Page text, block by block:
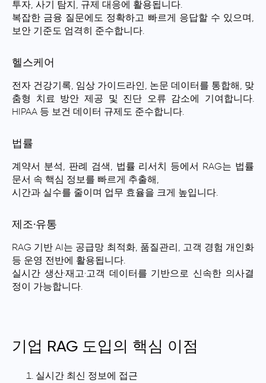
투자, 사기 탐지, 규제 대응에 활용됩니다.
복잡한 금융 질문에도 정확하고 빠르게 응답할 수 있으며,
보안 기준도 엄격히 준수합니다.
헬스케어
전자 건강기록, 임상 가이드라인, 논문 데이터를 통합해, 맞
춤형 치료 방안 제공 및 진단 오류 감소에 기여합니다.
HIPAA 등 보건 데이터 규제도 준수합니다.
법률
계약서 분석, 판례 검색, 법률 리서치 등에서 RAG는 법률
문서 속 핵심 정보를 빠르게 추출해,
시간과 실수를 줄이며 업무 효율을 크게 높입니다.
제조·유통
RAG 기반 AI는 공급망 최적화, 품질관리, 고객 경험 개인화
등 운영 전반에 활용됩니다.
실시간 생산·재고·고객 데이터를 기반으로 신속한 의사결
정이 가능합니다.
기업 RAG 도입의 핵심 이점
실시간 최신 정보에 접근